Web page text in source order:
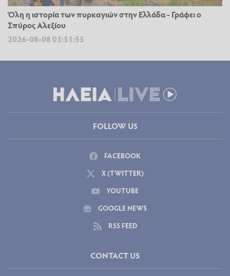
Όλη η ιστορία των πυρκαγιών στην Ελλάδα - Γράφει ο
Σπύρος Αλεξίου
2026-08-08 03:51:55
FOLLOW US
FACEBOOK
X (TWITTER)
YOUTUBE
GOOGLE NEWS
RSS FEED
CONTACT US